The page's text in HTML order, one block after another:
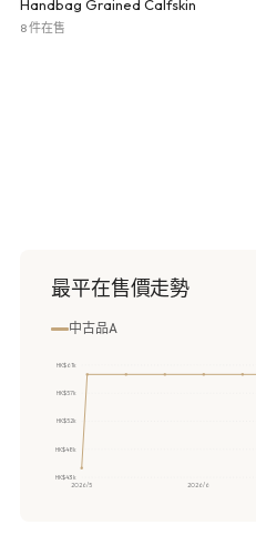
Handbag Grained Calfskin
8 件在售
最平在售價走勢
中古品A
HK$43k
HK$48k
HK$52k
HK$57k
HK$61k
2026/5 2026/6